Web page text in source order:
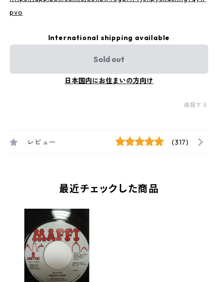
pvo
International shipping available
Sold out
日本国内にお住まいの方向け
通報する
レビュー (317)
最近チェックした商品